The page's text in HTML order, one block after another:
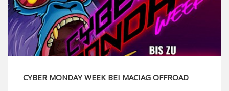
CYBER MONDAY WEEK BEI MACIAG OFFROAD